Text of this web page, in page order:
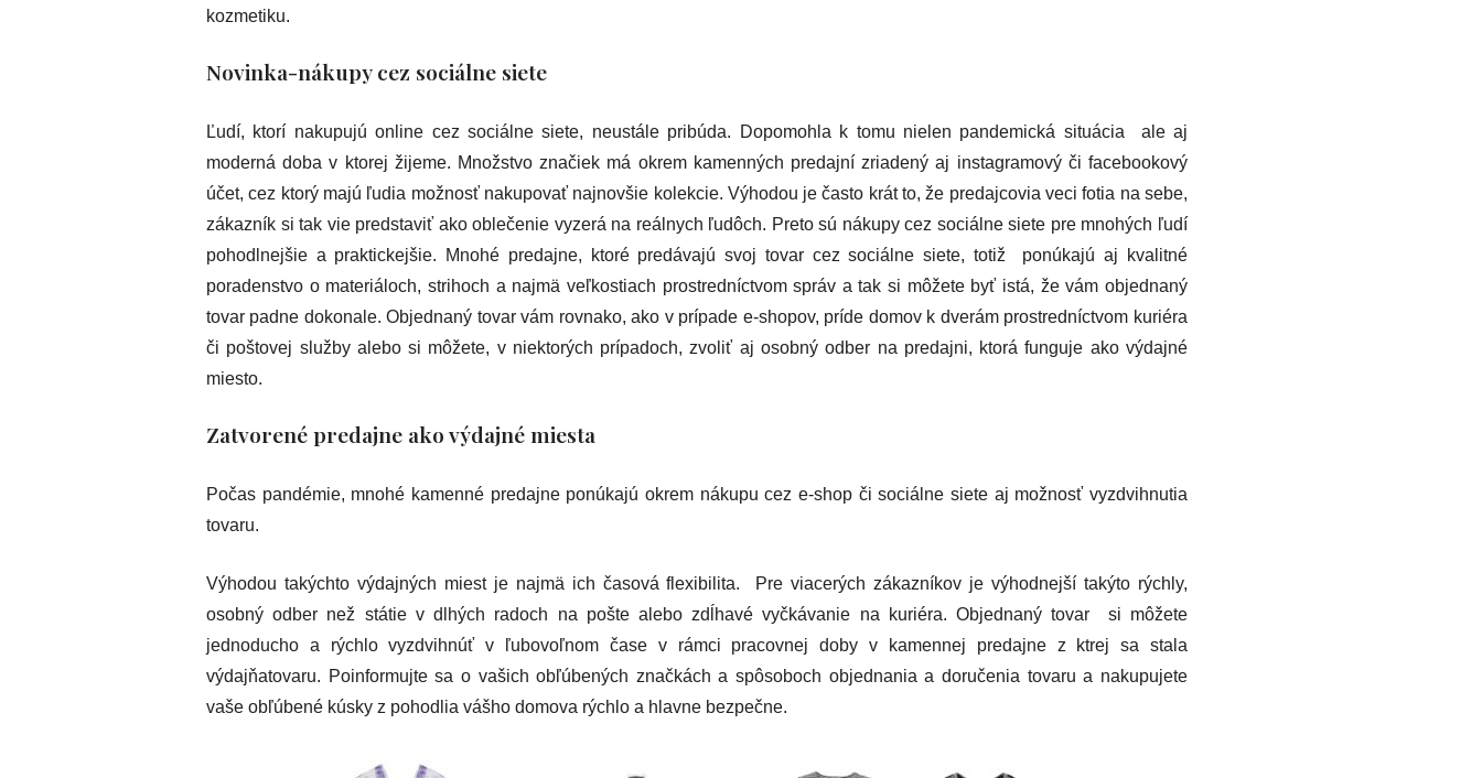
kozmetiku.
Novinka-nákupy cez sociálne siete
Ľudí, ktorí nakupujú online cez sociálne siete, neustále pribúda. Dopomohla k tomu nielen pandemická situácia ale aj
moderná doba v ktorej žijeme. Množstvo značiek má okrem kamenných predajní zriadený aj instagramový či facebookový
účet, cez ktorý majú ľudia možnosť nakupovať najnovšie kolekcie. Výhodou je často krát to, že predajcovia veci fotia na sebe,
zákazník si tak vie predstaviť ako oblečenie vyzerá na reálnych ľudôch. Preto sú nákupy cez sociálne siete pre mnohých ľudí
pohodlnejšie a praktickejšie. Mnohé predajne, ktoré predávajú svoj tovar cez sociálne siete, totiž ponúkajú aj kvalitné
poradenstvo o materiáloch, strihoch a najmä veľkostiach prostredníctvom správ a tak si môžete byť istá, že vám objednaný
tovar padne dokonale. Objednaný tovar vám rovnako, ako v prípade e-shopov, príde domov k dverám prostredníctvom kuriéra
či poštovej služby alebo si môžete, v niektorých prípadoch, zvoliť aj osobný odber na predajni, ktorá funguje ako výdajné
miesto.
Zatvorené predajne ako výdajné miesta
Počas pandémie, mnohé kamenné predajne ponúkajú okrem nákupu cez e-shop či sociálne siete aj možnosť vyzdvihnutia
tovaru.
Výhodou takýchto výdajných miest je najmä ich časová flexibilita. Pre viacerých zákazníkov je výhodnejší takýto rýchly,
osobný odber než státie v dlhých radoch na pošte alebo zdĺhavé vyčkávanie na kuriéra. Objednaný tovar si môžete
jednoducho a rýchlo vyzdvihnúť v ľubovoľnom čase v rámci pracovnej doby v kamennej predajne z ktrej sa stala
výdajňatovaru. Poinformujte sa o vašich obľúbených značkách a spôsoboch objednania a doručenia tovaru a nakupujete
vaše obľúbené kúsky z pohodlia vášho domova rýchlo a hlavne bezpečne.